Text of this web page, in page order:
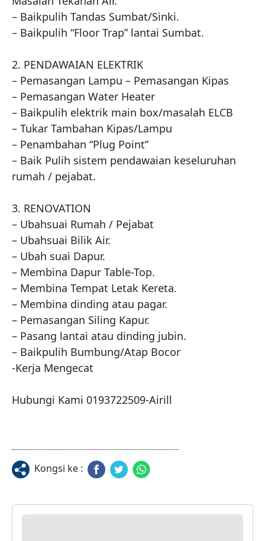
– Baikpulih Tandas Sumbat/Sinki.
– Baikpulih “Floor Trap” lantai Sumbat.
2. PENDAWAIAN ELEKTRIK
– Pemasangan Lampu – Pemasangan Kipas
– Pemasangan Water Heater
– Baikpulih elektrik main box/masalah ELCB
– Tukar Tambahan Kipas/Lampu
– Penambahan “Plug Point”
– Baik Pulih sistem pendawaian keseluruhan
rumah / pejabat.
3. RENOVATION
– Ubahsuai Rumah / Pejabat
– Ubahsuai Bilik Air.
– Ubah suai Dapur.
– Membina Dapur Table-Top.
– Membina Tempat Letak Kereta.
– Membina dinding atau pagar.
– Pemasangan Siling Kapur.
– Pasang lantai atau dinding jubin.
– Baikpulih Bumbung/Atap Bocor
-Kerja Mengecat
Hubungi Kami 0193722509-Airill
Kongsi ke :